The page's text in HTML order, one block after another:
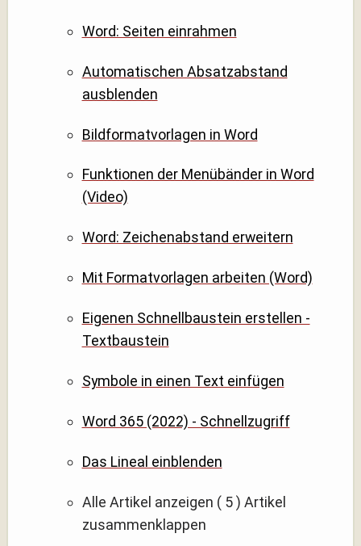
Word: Seiten einrahmen
Automatischen Absatzabstand
ausblenden
Bildformatvorlagen in Word
Funktionen der Menübänder in Word
(Video)
Word: Zeichenabstand erweitern
Mit Formatvorlagen arbeiten (Word)
Eigenen Schnellbaustein erstellen -
Textbaustein
Symbole in einen Text einfügen
Word 365 (2022) - Schnellzugriff
Das Lineal einblenden
Alle Artikel anzeigen ( 5 ) Artikel
zusammenklappen